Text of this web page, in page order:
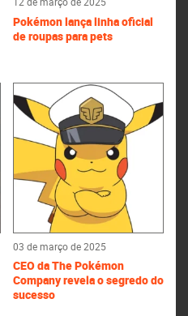
Pokémon lança linha oficial
de roupas para pets
03 de março de 2025
CEO da The Pokémon
Company revela o segredo do
sucesso